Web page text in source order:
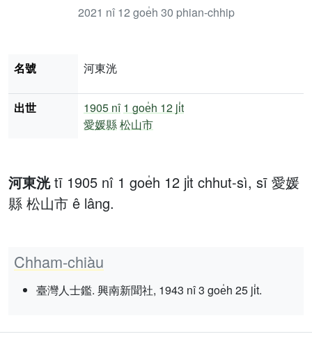
2021 nî 12 goe̍h 30 phian-chhip
河東洸tī 1905 nî 1 goe̍h 12 ji̍t chhut-sì, sī 愛媛
縣 松山市 ê lâng.
Chham-chiàu
臺灣人士鑑. 興南新聞社, 1943 nî 3 goe̍h 25 ji̍t.
名號 河東洸
出世 1905 nî 1 goe̍h 12 ji̍t
愛媛縣松山市